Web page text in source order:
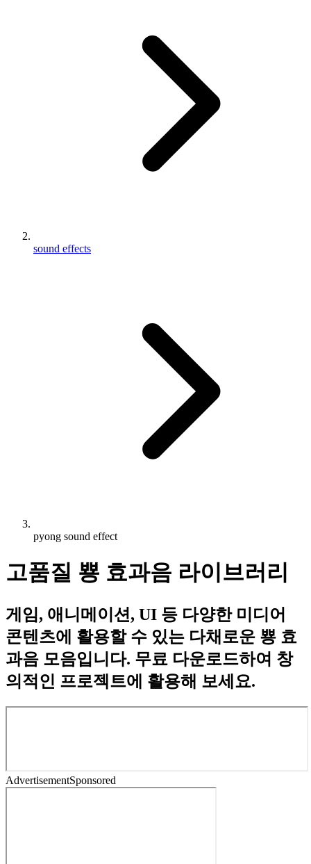
sound effects
pyong sound effect
고품질 뿅 효과음 라이브러리
게임, 애니메이션, UI 등 다양한 미디어
콘텐츠에 활용할 수 있는 다채로운 뿅 효
과음 모음입니다. 무료 다운로드하여 창
의적인 프로젝트에 활용해 보세요.
AdvertisementSponsored